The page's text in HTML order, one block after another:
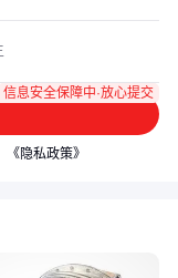
信息安全保障中·放心提交
《隐私政策》